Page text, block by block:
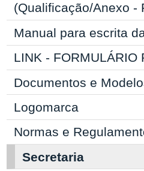
(Qualificação/Anexo -
Manual para escrita
LINK - FORMULÁRIO
Documentos e
Logomarca
Normas e
Secretaria